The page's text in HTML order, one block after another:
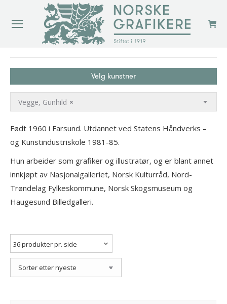
Velg kunstner
×
Vegge, Gunhild
Født 1960 i Farsund. Utdannet ved Statens Håndverks –
og Kunstindustriskole 1981-85.
Hun arbeider som grafiker og illustratør, og er blant annet
innkjøpt av Nasjonalgalleriet, Norsk Kulturråd, Nord-
Trøndelag Fylkeskommune, Norsk Skogsmuseum og
Haugesund Billedgalleri.